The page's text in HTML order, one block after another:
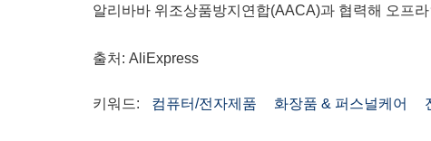
알리바바 위조상품방지연합(AACA)과 협력해 오프
출처: AliExpress
키워드: 컴퓨터/전자제품 화장품 & 퍼스널케어